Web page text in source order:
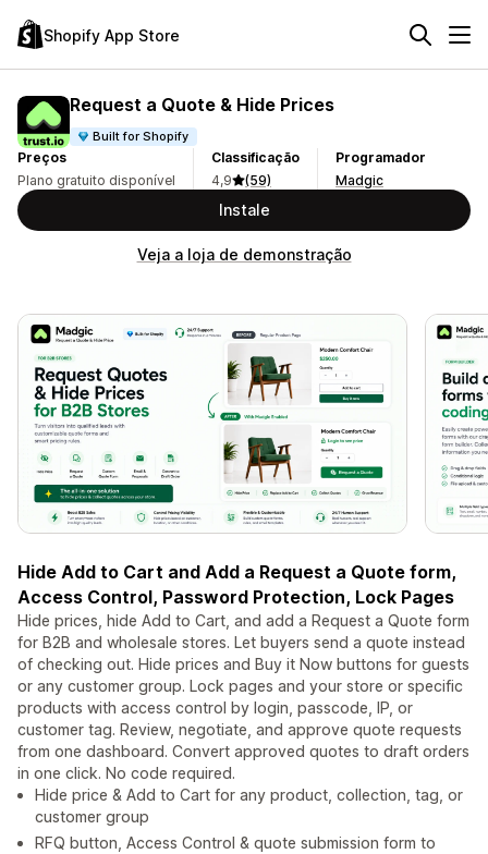
Shopify App Store
Request a Quote & Hide Prices
Built for Shopify
Preços
Plano gratuito disponível
Classificação
4,9
(59)
Programador
Madgic
Instale
Veja a loja de demonstração
Hide Add to Cart and Add a Request a Quote form,
Access Control, Password Protection, Lock Pages
Hide prices, hide Add to Cart, and add a Request a Quote form
for B2B and wholesale stores. Let buyers send a quote instead
of checking out. Hide prices and Buy it Now buttons for guests
or any customer group. Lock pages and your store or specific
products with access control by login, passcode, IP, or
customer tag. Review, negotiate, and approve quote requests
from one dashboard. Convert approved quotes to draft orders
in one click. No code required.
Hide price & Add to Cart for any product, collection, tag, or
customer group
RFQ button, Access Control & quote submission form to